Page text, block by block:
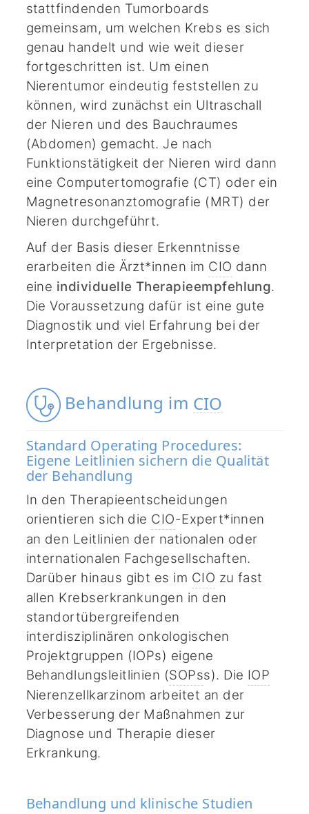
stattfindenden Tumorboards
gemeinsam, um welchen Krebs es sich
genau handelt und wie weit dieser
fortgeschritten ist. Um einen
Nierentumor eindeutig feststellen zu
können, wird zunächst ein Ultraschall
der Nieren und des Bauchraumes
(Abdomen) gemacht. Je nach
Funktionstätigkeit der Nieren wird dann
eine Computertomografie (CT) oder ein
Magnetresonanztomografie (MRT) der
Nieren durchgeführt.
Auf der Basis dieser Erkenntnisse
erarbeiten die Ärzt*innen im CIO dann
eine individuelle Therapieempfehlung.
Die Voraussetzung dafür ist eine gute
Diagnostik und viel Erfahrung bei der
Interpretation der Ergebnisse.
Behandlung im CIO
Standard Operating Procedures:
Eigene Leitlinien sichern die Qualität
der Behandlung
In den Therapieentscheidungen
orientieren sich die CIO-Expert*innen
an den Leitlinien der nationalen oder
internationalen Fachgesellschaften.
Darüber hinaus gibt es im CIO zu fast
allen Krebserkrankungen in den
standortübergreifenden
interdisziplinären onkologischen
Projektgruppen (IOPs) eigene
Behandlungsleitlinien (SOPss). Die IOP
Nierenzellkarzinom arbeitet an der
Verbesserung der Maßnahmen zur
Diagnose und Therapie dieser
Erkrankung.
Behandlung und klinische Studien